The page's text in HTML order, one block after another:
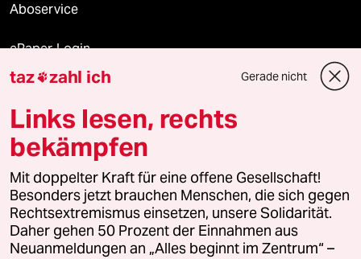
Aboservice
ePaper Login
Downloads für Abonnierende
© 2026 taz Verlags und Vertriebs GmbH
Alle Rechte vorbehalten. Bei rechtlichen Fragen oder für Genehmigungen
wenden Sie sich bitte an lizenzen@taz.de
Feedback Redaktionsstatut Kommune-Richtlinien
taz zahl ich Gerade nicht
Links lesen, rechts
bekämpfen
Mit doppelter Kraft für eine offene Gesellschaft!
Besonders jetzt brauchen Menschen, die sich gegen
Rechtsextremismus einsetzen, unsere Solidarität.
Daher gehen 50 Prozent der Einnahmen aus
Neuanmeldungen an „Alles beginnt im Zentrum“ –